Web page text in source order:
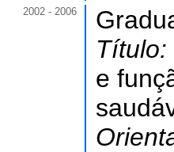
2002 - 2006
Título:
e